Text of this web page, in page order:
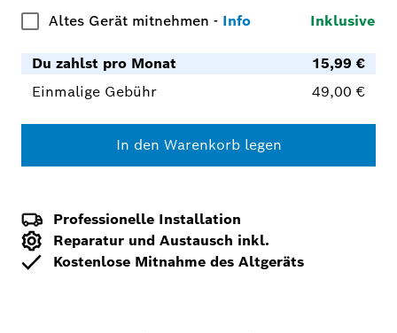
Altes Gerät mitnehmen - Info Inklusive
Du zahlst pro Monat
15,99 €
Einmalige Gebühr
49,00 €
In den Warenkorb legen
Professionelle Installation
Reparatur und Austausch inkl.
Kostenlose Mitnahme des Altgeräts